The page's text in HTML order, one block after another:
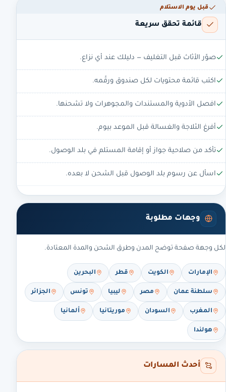
قبل يوم الاستلام
قائمة تحقق سريعة
صوّر الأثاث قبل التغليف — دليلك عند أي نزاع.
اكتب قائمة محتويات لكل صندوق ورقّمه.
افصل الأدوية والمستندات والمجوهرات ولا تشحنها.
أفرغ الثلاجة والغسالة قبل الموعد بيوم.
تأكد من صلاحية جواز أو إقامة المستلم في بلد الوصول.
اسأل عن رسوم بلد الوصول قبل الشحن لا بعده.
وجهات مطلوبة
لكل وجهة صفحة توضح المدن وطرق الشحن والمدة المعتادة.
الإمارات الكويت قطر البحرين
سلطنة عمان مصر ليبيا تونس الجزائر
المغرب السودان موريتانيا ألمانيا
هولندا
أحدث المسارات